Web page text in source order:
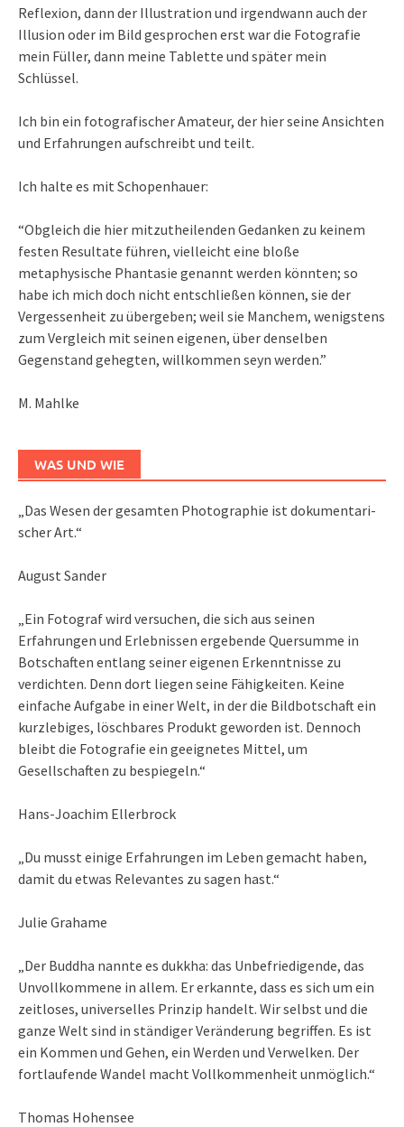
Reflexion, dann der Illustration und irgendwann auch der
Illusion oder im Bild gesprochen erst war die Fotografie
mein Füller, dann meine Tablette und später mein
Schlüssel.
Ich bin ein fotografischer Amateur, der hier seine Ansichten
und Erfahrungen aufschreibt und teilt.
Ich halte es mit Schopenhauer:
“Obgleich die hier mitzutheilenden Gedanken zu keinem
festen Resultate führen, vielleicht eine bloße
metaphysische Phantasie genannt werden könnten; so
habe ich mich doch nicht entschließen können, sie der
Vergessenheit zu übergeben; weil sie Manchem, wenigstens
zum Vergleich mit seinen eigenen, über denselben
Gegenstand gehegten, willkommen seyn werden.”
M. Mahlke
WAS UND WIE
„Das We­sen der ge­sam­ten Pho­to­gra­phie ist do­ku­men­ta­ri­
scher Art.“
August Sander
„Ein Fotograf wird versuchen, die sich aus seinen
Erfahrungen und Erlebnissen ergebende Quersumme in
Botschaften entlang seiner eigenen Erkenntnisse zu
verdichten. Denn dort liegen seine Fähigkeiten. Keine
einfache Aufgabe in einer Welt, in der die Bildbotschaft ein
kurzlebiges, löschbares Produkt geworden ist. Dennoch
bleibt die Fotografie ein geeignetes Mittel, um
Gesellschaften zu bespiegeln.“
Hans-Joachim Ellerbrock
„Du musst einige Erfahrungen im Leben gemacht haben,
damit du etwas Relevantes zu sagen hast.“
Julie Grahame
„Der Buddha nannte es dukkha: das Unbefriedigende, das
Unvollkommene in allem. Er erkannte, dass es sich um ein
zeitloses, universelles Prinzip handelt. Wir selbst und die
ganze Welt sind in ständiger Veränderung begriffen. Es ist
ein Kommen und Gehen, ein Werden und Verwelken. Der
fortlaufende Wandel macht Vollkommenheit unmöglich.“
Thomas Hohensee